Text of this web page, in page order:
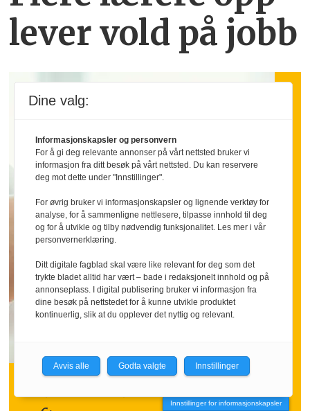
lever vold på jobb
INNLEGG:
Hva om vi sa takk litt
Innstillinger for informasjonskapsler
Dine valg:
Informasjonskapsler og personvern
For å gi deg relevante annonser på vårt nettsted bruker vi
informasjon fra ditt besøk på vårt nettsted. Du kan reservere
deg mot dette under "Innstillinger".
For øvrig bruker vi informasjonskapsler og lignende verktøy for
analyse, for å sammenligne nettlesere, tilpasse innhold til deg
og for å utvikle og tilby nødvendig funksjonalitet. Les mer i vår
personvernerklæring.
Ditt digitale fagblad skal være like relevant for deg som det
trykte bladet alltid har vært – bade i redaksjonelt innhold og på
annonseplass. I digital publisering bruker vi informasjon fra
dine besøk på nettstedet for å kunne utvikle produktet
kontinuerlig, slik at du opplever det nyttig og relevant.
Avvis alle Godta valgte Innstillinger